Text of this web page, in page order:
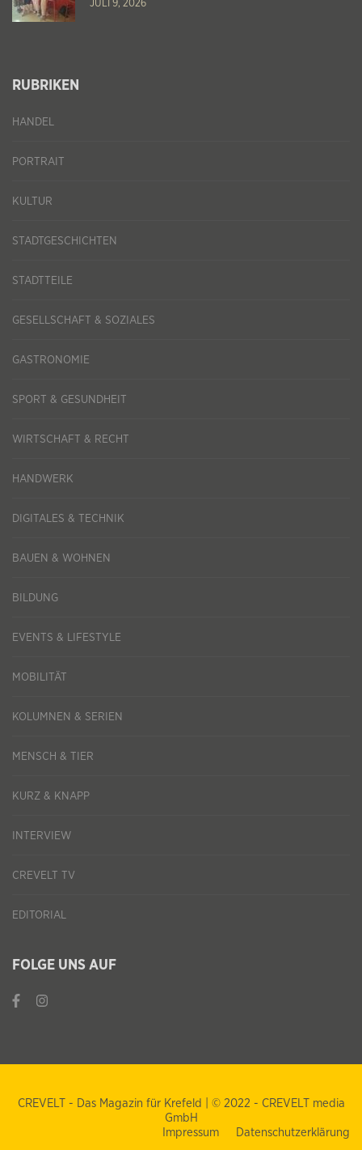
JULI 9, 2026
RUBRIKEN
HANDEL
PORTRAIT
KULTUR
STADTGESCHICHTEN
STADTTEILE
GESELLSCHAFT & SOZIALES
GASTRONOMIE
SPORT & GESUNDHEIT
WIRTSCHAFT & RECHT
HANDWERK
DIGITALES & TECHNIK
BAUEN & WOHNEN
BILDUNG
EVENTS & LIFESTYLE
MOBILITÄT
KOLUMNEN & SERIEN
MENSCH & TIER
KURZ & KNAPP
INTERVIEW
CREVELT TV
EDITORIAL
FOLGE UNS AUF
CREVELT - Das Magazin für Krefeld | © 2022 - CREVELT media
GmbH
Impressum
Datenschutzerklärung